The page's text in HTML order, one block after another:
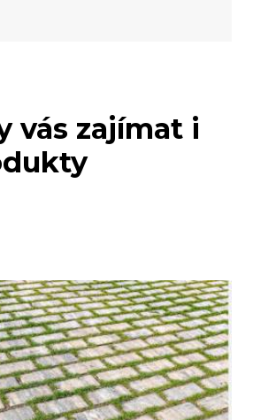
vás zajímat i